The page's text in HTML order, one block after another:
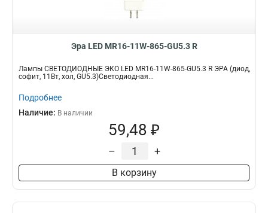
Эра LED MR16-11W-865-GU5.3 R
Лампы СВЕТОДИОДНЫЕ ЭКО LED MR16-11W-865-GU5.3 R ЭРА (диод,
софит, 11Вт, хол, GU5.3)Светодиодная...
Подробнее
Наличие: В наличии
59,48 ₽
– +
В корзину